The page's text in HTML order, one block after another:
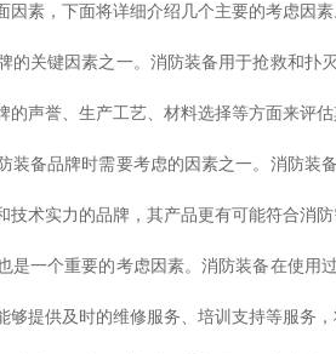
素，下面将详细介绍几个主要的考虑因素
的关键因素之一。消防装备用于抢救和
声誉、生产工艺、材料选择等方面来评估
装备品牌时需要考虑的因素之一。消防
术实力的品牌，其产品更有可能符合消防
是一个重要的考虑因素。消防装备在使用
够提供及时的维修服务、培训支持等服务，